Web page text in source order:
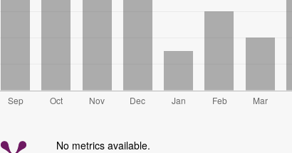
No metrics available.